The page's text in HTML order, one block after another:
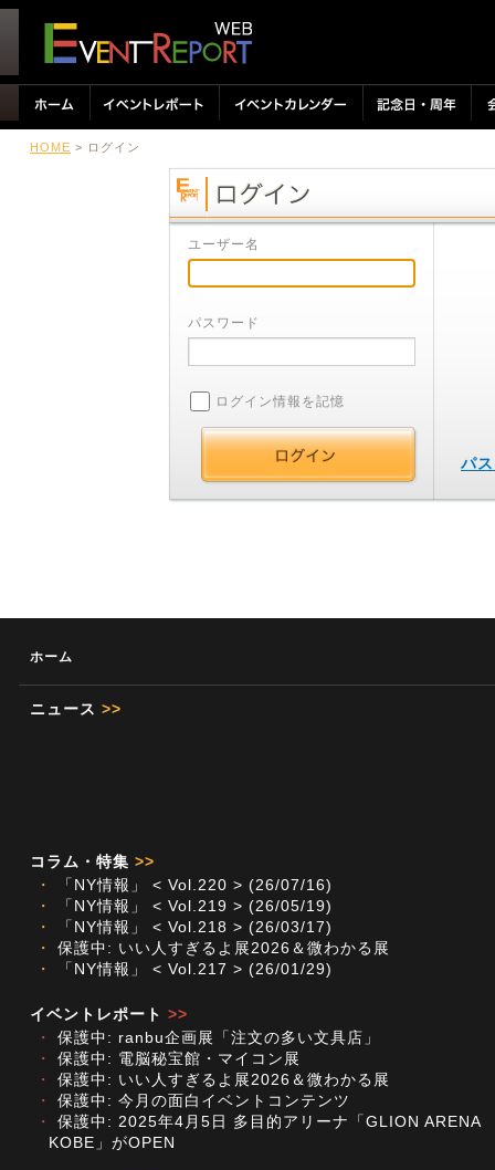
HOME > ログイン
ユーザー名
パスワード
ログイン情報を記憶
パ
ホーム
ニュース >>
コラム・特集 >>
・
「NY情報」 < Vol.220 > (26/07/16)
・
「NY情報」 < Vol.219 > (26/05/19)
・
「NY情報」 < Vol.218 > (26/03/17)
・
保護中: いい人すぎるよ展2026＆微わかる展
・
「NY情報」 < Vol.217 > (26/01/29)
イベントレポート >>
・
保護中: ranbu企画展「注文の多い文具店」
・
保護中: 電脳秘宝館・マイコン展
・
保護中: いい人すぎるよ展2026＆微わかる展
・
保護中: 今月の面白イベントコンテンツ
・
保護中: 2025年4月5日 多目的アリーナ「GLION ARENA
KOBE」がOPEN